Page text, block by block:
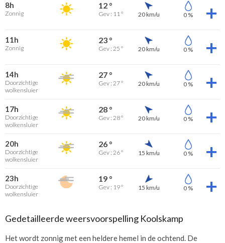
8h
Zonnig
12 °
Gev : 11 ° 20 km/u 0 %
11h
Zonnig
23 °
Gev : 25 ° 20 km/u 0 %
14h
Doorzichtige
wolkensluier
27 °
Gev : 27 ° 20 km/u 0 %
17h
Doorzichtige
wolkensluier
28 °
Gev : 28 ° 20 km/u 0 %
20h
Doorzichtige
wolkensluier
26 °
Gev : 26 ° 15 km/u 0 %
23h
Doorzichtige
wolkensluier
19 °
Gev : 19 ° 15 km/u 0 %
Gedetailleerde weersvoorspelling Koolskamp
Het wordt zonnig met een heldere hemel in de ochtend. De